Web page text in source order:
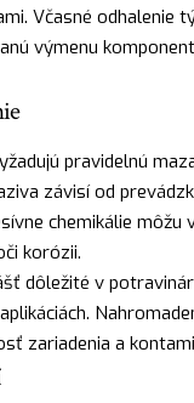
Včasné odhalenie
výmenu
pravidelnú
závisí od
chemikálie môžu
korózii.
dôležité v
zariadenia a